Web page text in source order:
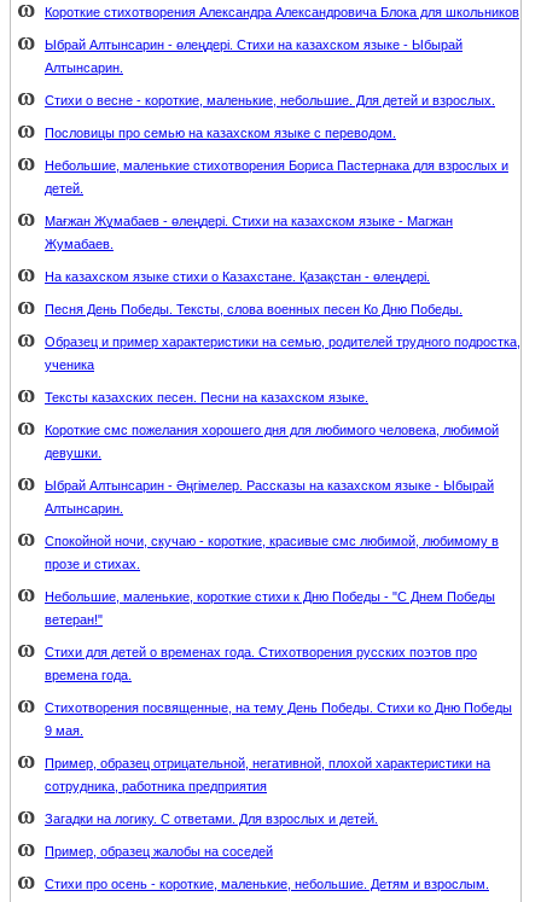
Короткие стихотворения Александра Александровича Блока для школьников
Ыбрай Алтынсарин - өлеңдері. Стихи на казахском языке - Ыбырай
Алтынсарин.
Стихи о весне - короткие, маленькие, небольшие. Для детей и взрослых.
Пословицы про семью на казахском языке с переводом.
Небольшие, маленькие стихотворения Бориса Пастернака для взрослых и
детей.
Мағжан Жұмабаев - өлеңдері. Стихи на казахском языке - Магжан
Жумабаев.
На казахском языке стихи о Казахстане. Қазақстан - өлеңдері.
Песня День Победы. Тексты, слова военных песен Ко Дню Победы.
Образец и пример характеристики на семью, родителей трудного подростка,
ученика
Тексты казахских песен. Песни на казахском языке.
Короткие смс пожелания хорошего дня для любимого человека, любимой
девушки.
Ыбрай Алтынсарин - Әңгімелер. Рассказы на казахском языке - Ыбырай
Алтынсарин.
Спокойной ночи, скучаю - короткие, красивые смс любимой, любимому в
прозе и стихах.
Небольшие, маленькие, короткие стихи к Дню Победы - "С Днем Победы
ветеран!"
Стихи для детей о временах года. Стихотворения русских поэтов про
времена года.
Стихотворения посвященные, на тему День Победы. Стихи ко Дню Победы
9 мая.
Пример, образец отрицательной, негативной, плохой характеристики на
сотрудника, работника предприятия
Загадки на логику. С ответами. Для взрослых и детей.
Пример, образец жалобы на соседей
Стихи про осень - короткие, маленькие, небольшие. Детям и взрослым.